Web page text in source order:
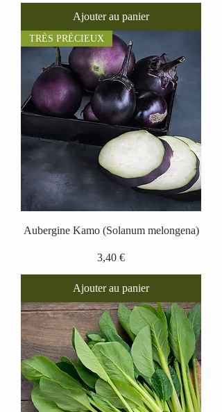
Ajouter au panier
TRÈS PRÉCIEUX
Aubergine Kamo (Solanum melongena)
Prix
3,40 €
Ajouter au panier